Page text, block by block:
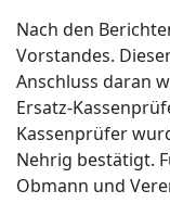
Nach den
Vorstandes.
Anschluss daran
Ersatz-
Kassenprüfer
Nehrig bestätigt.
Obmann und